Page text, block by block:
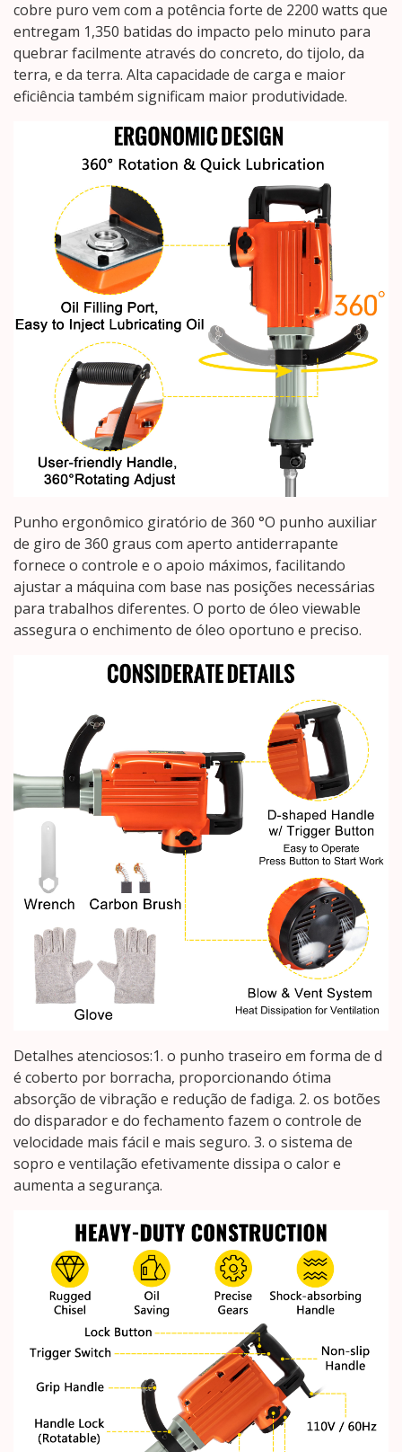
cobre puro vem com a potência forte de 2200 watts que
entregam 1,350 batidas do impacto pelo minuto para
quebrar facilmente através do concreto, do tijolo, da
terra, e da terra. Alta capacidade de carga e maior
eficiência também significam maior produtividade.
Punho ergonômico giratório de 360 °O punho auxiliar
de giro de 360 graus com aperto antiderrapante
fornece o controle e o apoio máximos, facilitando
ajustar a máquina com base nas posições necessárias
para trabalhos diferentes. O porto de óleo viewable
assegura o enchimento de óleo oportuno e preciso.
Detalhes atenciosos:1. o punho traseiro em forma de d
é coberto por borracha, proporcionando ótima
absorção de vibração e redução de fadiga. 2. os botões
do disparador e do fechamento fazem o controle de
velocidade mais fácil e mais seguro. 3. o sistema de
sopro e ventilação efetivamente dissipa o calor e
aumenta a segurança.